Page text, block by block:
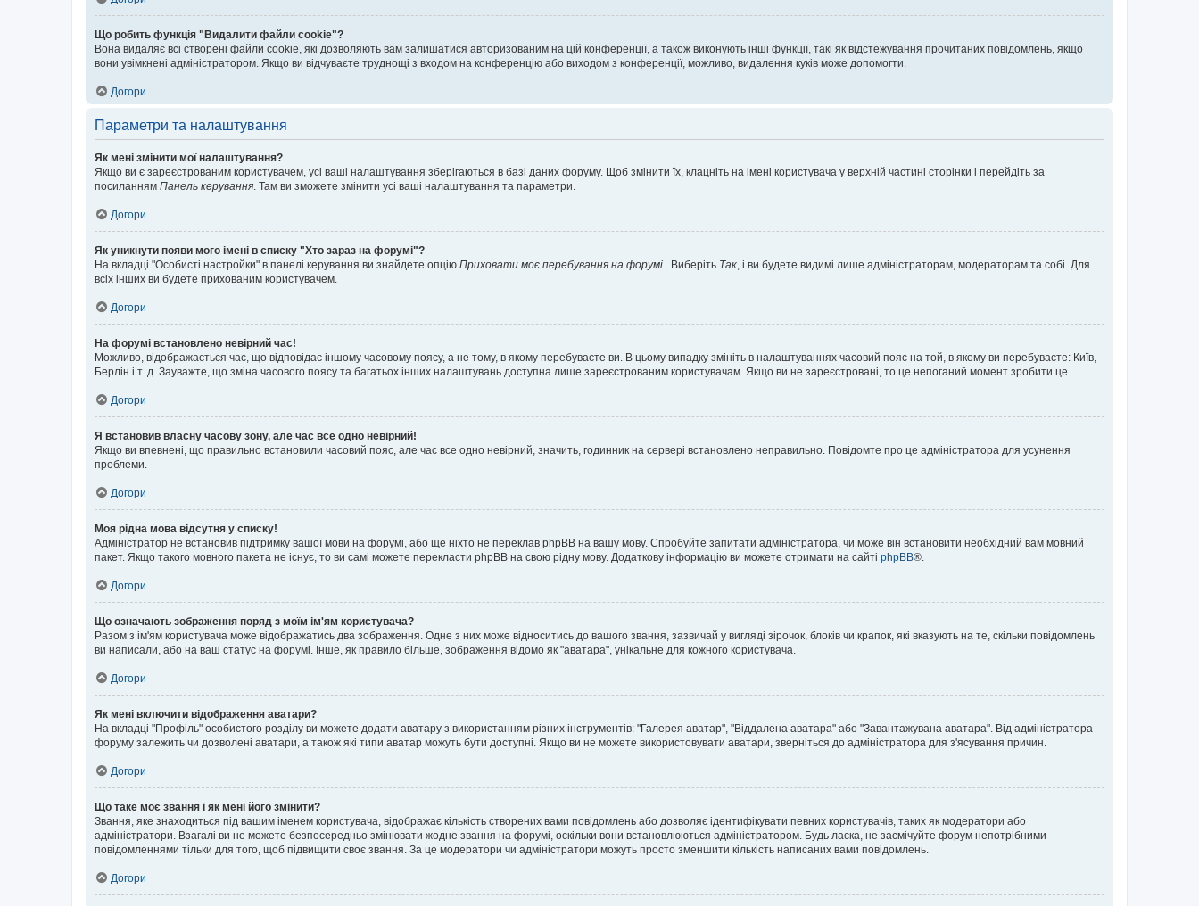
Що робить функція "Видалити файли cookie"?
Вона видаляє всі створені файли cookie, які дозволяють вам залишатися авторизованим на цій конференції, а також виконують інші функції, такі як відстежування прочитаних повідомлень, якщо
вони увімкнені адміністратором. Якщо ви відчуваєте труднощі з входом на конференцію або виходом з конференції, можливо, видалення куків може допомогти.
Догори
Параметри та налаштування
Як мені змінити мої налаштування?
Якщо ви є зареєстрованим користувачем, усі ваші налаштування зберігаються в базі даних форуму. Щоб змінити їх, клацніть на імені користувача у верхній частині сторінки і перейдіть за
посиланням Панель керування . Там ви зможете змінити усі ваші налаштування та параметри.
Догори
Як уникнути появи мого імені в списку "Хто зараз на форумі"?
На вкладці "Особисті настройки" в панелі керування ви знайдете опцію Приховати моє перебування на форумі . Виберіть Так , і ви будете видимі лише адміністраторам, модераторам та собі. Для
всіх інших ви будете прихованим користувачем.
Догори
На форумі встановлено невірний час!
Можливо, відображається час, що відповідає іншому часовому поясу, а не тому, в якому перебуваєте ви. В цьому випадку змініть в налаштуваннях часовий пояс на той, в якому ви перебуваєте: Київ,
Берлін і т. д. Зауважте, що зміна часового поясу та багатьох інших налаштувань доступна лише зареєстрованим користувачам. Якщо ви не зареєстровані, то це непоганий момент зробити це.
Догори
Я встановив власну часову зону, але час все одно невірний!
Якщо ви впевнені, що правильно встановили часовий пояс, але час все одно невірний, значить, годинник на сервері встановлено неправильно. Повідомте про це адміністратора для усунення
проблеми.
Догори
Моя рідна мова відсутня у списку!
Адміністратор не встановив підтримку вашої мови на форумі, або ще ніхто не переклав phpBB на вашу мову. Спробуйте запитати адміністратора, чи може він встановити необхідний вам мовний
пакет. Якщо такого мовного пакета не існує, то ви самі можете перекласти phpBB на свою рідну мову. Додаткову інформацію ви можете отримати на сайті phpBB®.
Догори
Що означають зображення поряд з моїм ім'ям користувача?
Разом з ім'ям користувача може відображатись два зображення. Одне з них може відноситись до вашого звання, зазвичай у вигляді зірочок, блоків чи крапок, які вказують на те, скільки повідомлень
ви написали, або на ваш статус на форумі. Інше, як правило більше, зображення відомо як "аватара", унікальне для кожного користувача.
Догори
Як мені включити відображення аватари?
На вкладці "Профіль" особистого розділу ви можете додати аватару з використанням різних інструментів: "Галерея аватар", "Віддалена аватара" або "Завантажувана аватара". Від адміністратора
форуму залежить чи дозволені аватари, а також які типи аватар можуть бути доступні. Якщо ви не можете використовувати аватари, зверніться до адміністратора для з'ясування причин.
Догори
Що таке моє звання і як мені його змінити?
Звання, яке знаходиться під вашим іменем користувача, відображає кількість створених вами повідомлень або дозволяє ідентифікувати певних користувачів, таких як модератори або
адміністратори. Взагалі ви не можете безпосередньо змінювати жодне звання на форумі, оскільки вони встановлюються адміністратором. Будь ласка, не засмічуйте форум непотрібними
повідомленнями тільки для того, щоб підвищити своє звання. За це модератори чи адміністратори можуть просто зменшити кількість написаних вами повідомлень.
Догори